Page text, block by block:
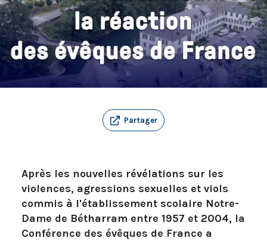
Partager
Après les nouvelles révélations sur les
violences, agressions sexuelles et viols
commis à l'établissement scolaire Notre-
Dame de Bétharram entre 1957 et 2004, la
Conférence des évêques de France a